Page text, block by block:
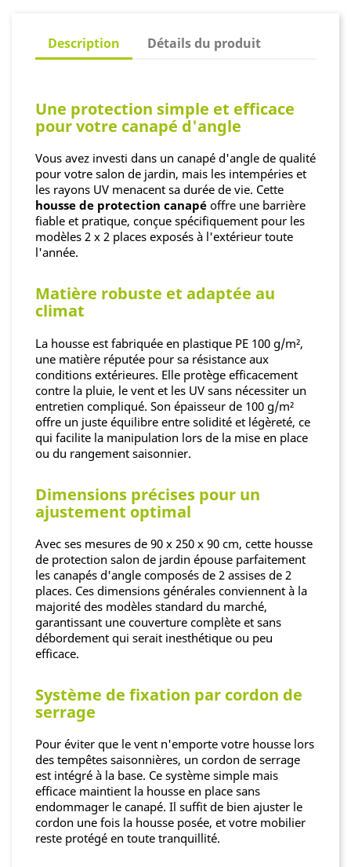
Description Détails du produit
Une protection simple et efficace
pour votre canapé d'angle
Vous avez investi dans un canapé d'angle de qualité
pour votre salon de jardin, mais les intempéries et
les rayons UV menacent sa durée de vie. Cette
housse de protection canapé offre une barrière
fiable et pratique, conçue spécifiquement pour les
modèles 2 x 2 places exposés à l'extérieur toute
l'année.
Matière robuste et adaptée au
climat
La housse est fabriquée en plastique PE 100 g/m²,
une matière réputée pour sa résistance aux
conditions extérieures. Elle protège efficacement
contre la pluie, le vent et les UV sans nécessiter un
entretien compliqué. Son épaisseur de 100 g/m²
offre un juste équilibre entre solidité et légèreté, ce
qui facilite la manipulation lors de la mise en place
ou du rangement saisonnier.
Dimensions précises pour un
ajustement optimal
Avec ses mesures de 90 x 250 x 90 cm, cette housse
de protection salon de jardin épouse parfaitement
les canapés d'angle composés de 2 assises de 2
places. Ces dimensions générales conviennent à la
majorité des modèles standard du marché,
garantissant une couverture complète et sans
débordement qui serait inesthétique ou peu
efficace.
Système de fixation par cordon de
serrage
Pour éviter que le vent n'emporte votre housse lors
des tempêtes saisonnières, un cordon de serrage
est intégré à la base. Ce système simple mais
efficace maintient la housse en place sans
endommager le canapé. Il suffit de bien ajuster le
cordon une fois la housse posée, et votre mobilier
reste protégé en toute tranquillité.